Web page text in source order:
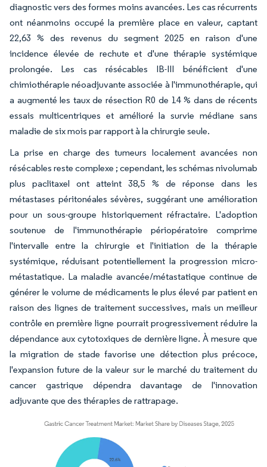
diagnostic vers des formes moins avancées. Les cas récurrents
ont néanmoins occupé la première place en valeur, captant
22,63 % des revenus du segment 2025 en raison d'une
incidence élevée de rechute et d'une thérapie systémique
prolongée. Les cas résécables IB-III bénéficient d'une
chimiothérapie néoadjuvante associée à l'immunothérapie, qui
a augmenté les taux de résection R0 de 14 % dans de récents
essais multicentriques et amélioré la survie médiane sans
maladie de six mois par rapport à la chirurgie seule.
La prise en charge des tumeurs localement avancées non
résécables reste complexe ; cependant, les schémas nivolumab
plus paclitaxel ont atteint 38,5 % de réponse dans les
métastases péritonéales sévères, suggérant une amélioration
pour un sous-groupe historiquement réfractaire. L'adoption
soutenue de l'immunothérapie périopératoire comprime
l'intervalle entre la chirurgie et l'initiation de la thérapie
systémique, réduisant potentiellement la progression micro-
métastatique. La maladie avancée/métastatique continue de
générer le volume de médicaments le plus élevé par patient en
raison des lignes de traitement successives, mais un meilleur
contrôle en première ligne pourrait progressivement réduire la
dépendance aux cytotoxiques de dernière ligne. À mesure que
la migration de stade favorise une détection plus précoce,
l'expansion future de la valeur sur le marché du traitement du
cancer gastrique dépendra davantage de l'innovation
adjuvante que des thérapies de rattrapage.